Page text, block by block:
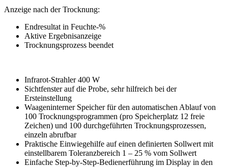
Anzeige nach der Trocknung:
Endresultat in Feuchte-%
Aktive Ergebnisanzeige
Trocknungsprozess beendet
Infrarot-Strahler 400 W
Sichtfenster auf die Probe, sehr hilfreich bei der
Ersteinstellung
Waageninterner Speicher für den automatischen Ablauf von
100 Trocknungsprogrammen (pro Speicherplatz 12 freie
Zeichen) und 100 durchgeführten Trocknungsprozessen,
einzeln abrufbar
Praktische Einwiegehilfe auf einen definierten Sollwert mit
einstellbarem Toleranzbereich 1 – 25 % vom Sollwert
Einfache Step-by-Step-Bedienerführung im Display in den